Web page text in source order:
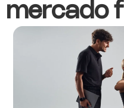
mercado